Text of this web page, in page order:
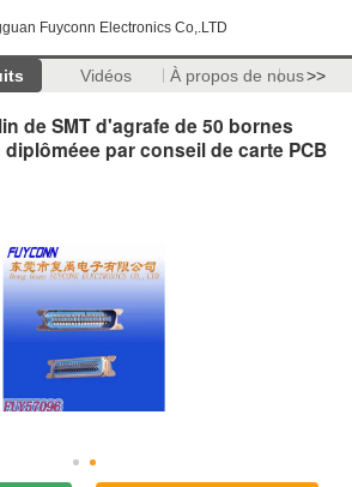
Fuyconn Electronics Co,.LTD
Vidéos À propos de nous>>
de SMT d'agrafe de 50 bornes
par conseil de carte PCB